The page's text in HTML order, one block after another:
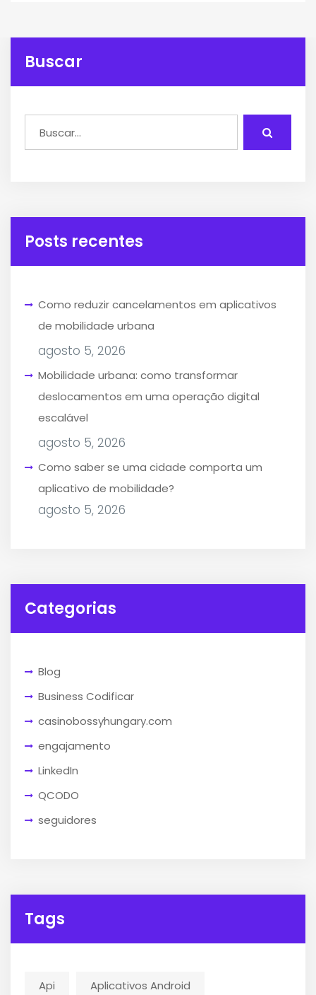
Buscar
Posts recentes
Como reduzir cancelamentos em aplicativos
de mobilidade urbana
agosto 5, 2026
Mobilidade urbana: como transformar
deslocamentos em uma operação digital
escalável
agosto 5, 2026
Como saber se uma cidade comporta um
aplicativo de mobilidade?
agosto 5, 2026
Categorias
Blog
Business Codificar
casinobossyhungary.com
engajamento
LinkedIn
QCODO
seguidores
Tags
Api Aplicativos Android